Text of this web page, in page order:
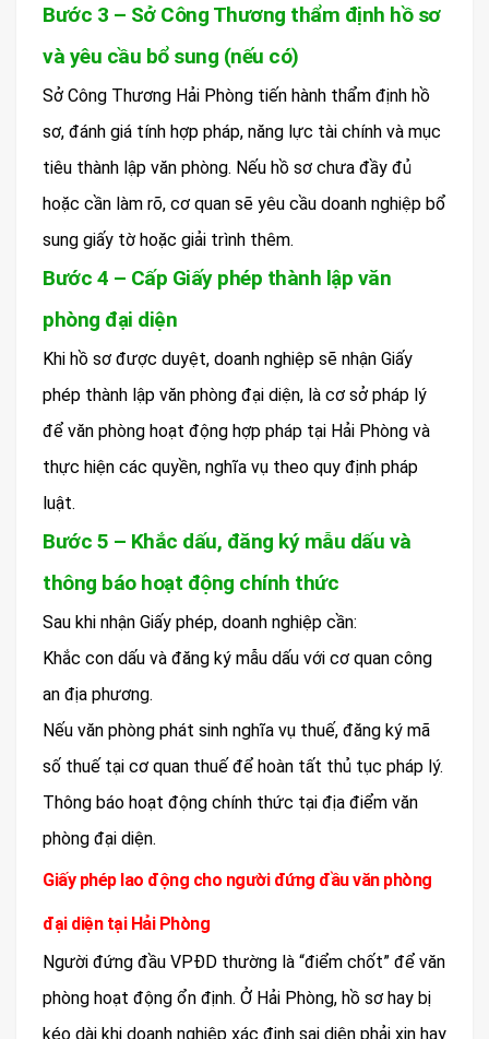
Bước 3 – Sở Công Thương thẩm định hồ sơ
và yêu cầu bổ sung (nếu có)
Sở Công Thương Hải Phòng tiến hành thẩm định hồ
sơ, đánh giá tính hợp pháp, năng lực tài chính và mục
tiêu thành lập văn phòng. Nếu hồ sơ chưa đầy đủ
hoặc cần làm rõ, cơ quan sẽ yêu cầu doanh nghiệp bổ
sung giấy tờ hoặc giải trình thêm.
Bước 4 – Cấp Giấy phép thành lập văn
phòng đại diện
Khi hồ sơ được duyệt, doanh nghiệp sẽ nhận Giấy
phép thành lập văn phòng đại diện, là cơ sở pháp lý
để văn phòng hoạt động hợp pháp tại Hải Phòng và
thực hiện các quyền, nghĩa vụ theo quy định pháp
luật.
Bước 5 – Khắc dấu, đăng ký mẫu dấu và
thông báo hoạt động chính thức
Sau khi nhận Giấy phép, doanh nghiệp cần:
Khắc con dấu và đăng ký mẫu dấu với cơ quan công
an địa phương.
Nếu văn phòng phát sinh nghĩa vụ thuế, đăng ký mã
số thuế tại cơ quan thuế để hoàn tất thủ tục pháp lý.
Thông báo hoạt động chính thức tại địa điểm văn
phòng đại diện.
Giấy phép lao động cho người đứng đầu văn phòng
đại diện tại Hải Phòng
Người đứng đầu VPĐD thường là “điểm chốt” để văn
phòng hoạt động ổn định. Ở Hải Phòng, hồ sơ hay bị
kéo dài khi doanh nghiệp xác định sai diện phải xin hay